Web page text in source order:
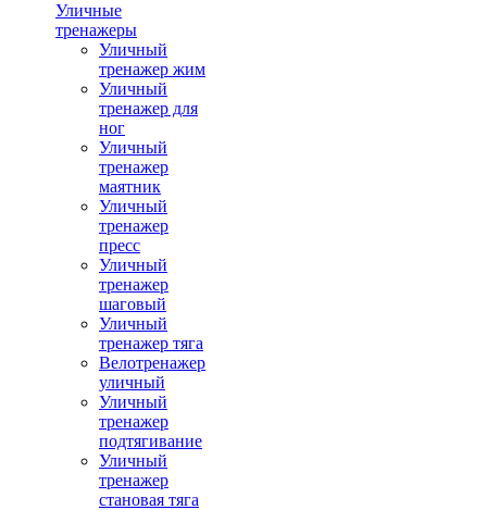
Уличные
тренажеры
Уличный
тренажер жим
Уличный
тренажер для
ног
Уличный
тренажер
маятник
Уличный
тренажер
пресс
Уличный
тренажер
шаговый
Уличный
тренажер тяга
Велотренажер
уличный
Уличный
тренажер
подтягивание
Уличный
тренажер
становая тяга